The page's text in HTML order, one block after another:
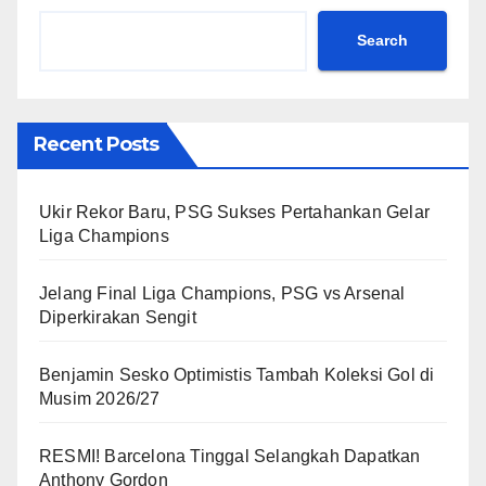
Search
Recent Posts
Ukir Rekor Baru, PSG Sukses Pertahankan Gelar
Liga Champions
Jelang Final Liga Champions, PSG vs Arsenal
Diperkirakan Sengit
Benjamin Sesko Optimistis Tambah Koleksi Gol di
Musim 2026/27
RESMI! Barcelona Tinggal Selangkah Dapatkan
Anthony Gordon